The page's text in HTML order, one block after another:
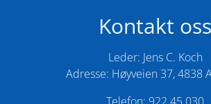
Kontakt oss
Leder: Jens C. Koch
Adresse: Høyveien 37, 4838